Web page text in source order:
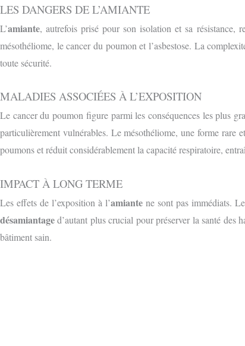
LES DANGERS DE L’AMIANTE
L’amiante, autrefois prisé pour son isolation et sa résistance,
mésothéliome, le cancer du poumon et l’asbestose. La
toute sécurité.
MALADIES ASSOCIÉES À L’EXPOSITION
Le cancer du poumon figure parmi les conséquences les plus
particulièrement vulnérables. Le mésothéliome, une forme rare
poumons et réduit considérablement la capacité respiratoire,
IMPACT À LONG TERME
Les effets de l’exposition à l’amiante ne sont pas immédiats.
désamiantaged’autant plus crucial pour préserver la santé des
bâtiment sain.